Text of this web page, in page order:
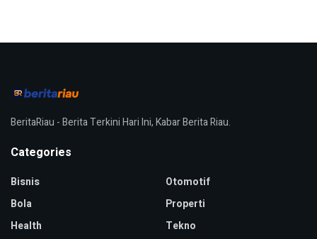
BeritaRiau - Berita Terkini Hari Ini, Kabar Berita Riau.
Categories
Bisnis
Bola
Health
Otomotif
Properti
Tekno